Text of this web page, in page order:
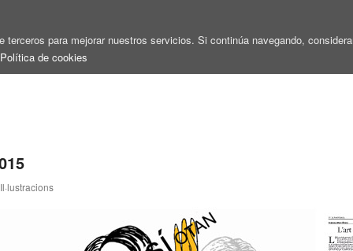
terceros para mejorar nuestros servicios. Si continúa navegando,
Política de cookies
Il·lustracions